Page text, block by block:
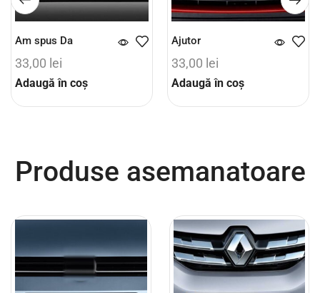
Am spus Da
33,00 lei
Adaugă în coș
Ajutor
33,00 lei
Adaugă în coș
Produse asemanatoare